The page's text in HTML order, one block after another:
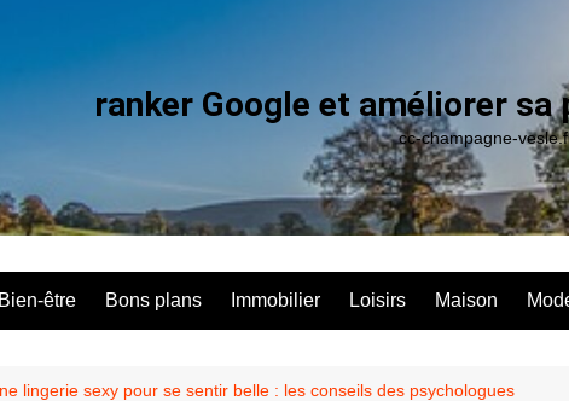
ranker Google et améliorer sa
cc-champagne-
Bien-être Bons plans Immobilier Loisirs Maison
lingerie sexy pour se sentir belle : les conseils des psychologues